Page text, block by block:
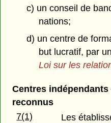
c) un conseil de
nations;
d) un centre de
but lucratif, par
Loi sur les
Centres
reconnus
7(1)
Les